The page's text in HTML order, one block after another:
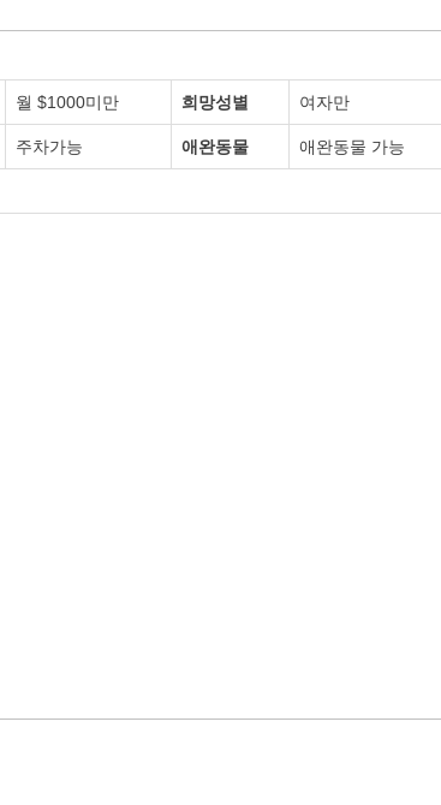
월 $1000미만 희망성별 여자만
주차가능 애완동물 애완동물 가능